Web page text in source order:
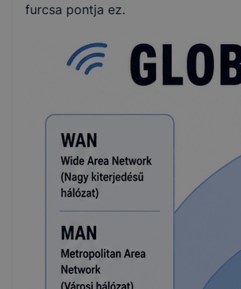
furcsa pontja ez.